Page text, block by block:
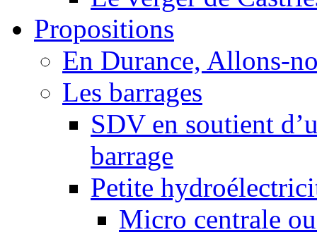
Propositions
En Durance, Allons-
Les barrages
SDV en soutient
barrage
Petite
Micro centrale